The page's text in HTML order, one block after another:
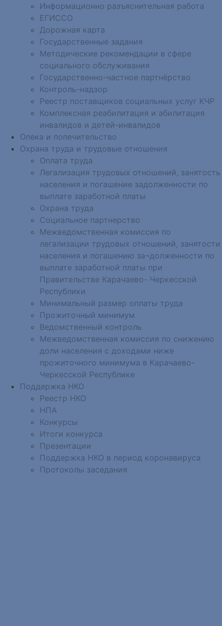
Информационно разъяснительная работа
ЕГИССО
Дорожная карта
Государственные задания
Методические рекомендации в сфере
социального обслуживания
Государственно-частное партнёрство
Контроль-надзор
Реестр поставщиков социальных услуг КЧР
Комплексная реабилитация и абилитация
инвалидов и детей-инвалидов
Опека и попечительство
Охрана труда и трудовые отношения
Оплата труда
Легализация трудовых отношений, занятость
населения и погашение задолженности по
выплате заработной платы
Охрана труда
Социальное партнерство
Межведомственная комиссия по
легализации трудовых отношений, занятости
населения и погашению за¬долженности по
выплате заработной платы при
Правительстве Карачаево- Черкесской
Республики
Минимальный размер оплаты труда
Прожиточный минимум
Ведомственный контроль
Межведомственная комиссия по снижению
доли населения с доходами ниже
прожиточного минимума в Карачаево-
Черкесской Республике
Поддержка НКО
Реестр НКО
НПА
Конкурсы
Итоги конкурса
Презентации
Поддержка НКО в период коронавируса
Протоколы заседания